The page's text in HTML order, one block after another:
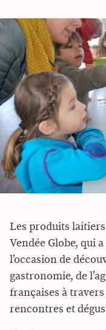
Les produits
Vendée Globe, qui
l’occasion de
gastronomie, de
françaises à
rencontres et